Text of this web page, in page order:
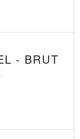
- BRUT